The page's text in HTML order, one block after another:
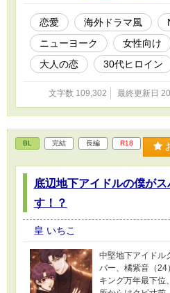
治療、そして容赦
ヨークという街で
立できるのか。 彼
によって決められ
ぶのはめでたしめ
れとも、今が幸
恋愛 海外ドラマ風
ニューヨーク
女性向け
大人の恋
30代ヒロイン
文字数 109,302 最終更新日
BL 完結 長編 R18
底辺地下アイドルの僕が
す！？
皇 いちこ
中堅地下アイド
バー、橘紫音（24
キング万年最下位